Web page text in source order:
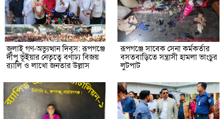
জুলাই গণ-অভ্যুত্থান দিবস: রূপগঞ্জে
দীপু ভূঁইয়ার নেতৃত্বে বর্ণাঢ্য বিজয়
র‌্যালি ও লাখো জনতার উল্লাস
রূপগঞ্জে সাবেক সেনা কর্মকর্তার
বসতবাড়িতে সন্ত্রাসী হামলা ভাংচুর
লুটপাট